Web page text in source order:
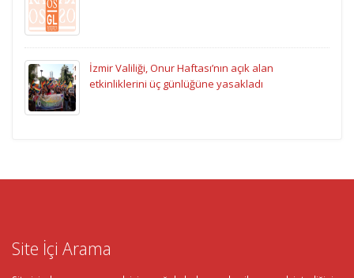
İzmir Valiliği, Onur Haftası’nın açık alan
etkinliklerini üç günlüğüne yasakladı
Site İçi Arama